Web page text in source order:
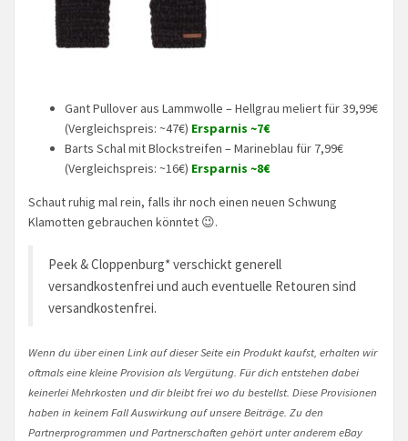
Gant Pullover aus Lammwolle – Hellgrau meliert für 39,99€
(Vergleichspreis: ~47€) Ersparnis ~7€
Barts Schal mit Blockstreifen – Marineblau für 7,99€
(Vergleichspreis: ~16€) Ersparnis ~8€
Schaut ruhig mal rein, falls ihr noch einen neuen Schwung
Klamotten gebrauchen könntet 😉.
Peek & Cloppenburg* verschickt generell
versandkostenfrei und auch eventuelle Retouren sind
versandkostenfrei.
Wenn du über einen Link auf dieser Seite ein Produkt kaufst, erhalten wir
oftmals eine kleine Provision als Vergütung. Für dich entstehen dabei
keinerlei Mehrkosten und dir bleibt frei wo du bestellst. Diese Provisionen
haben in keinem Fall Auswirkung auf unsere Beiträge. Zu den
Partnerprogrammen und Partnerschaften gehört unter anderem eBay